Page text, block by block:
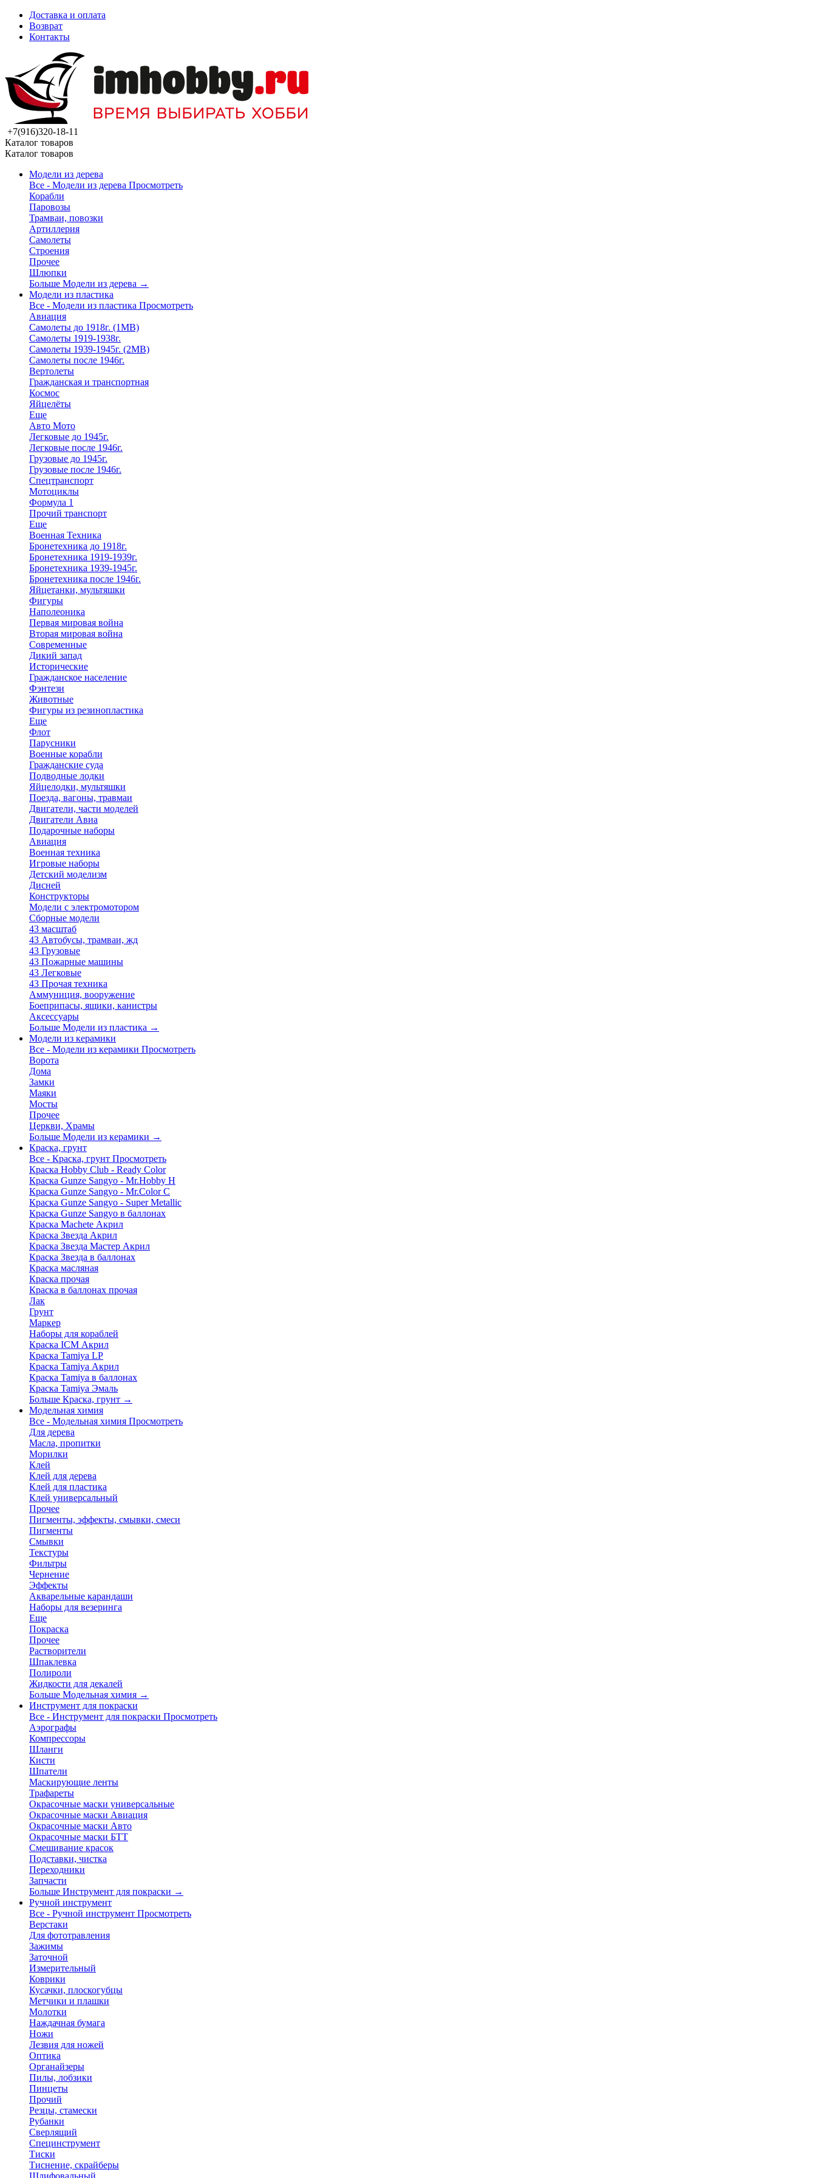
Доставка и оплата
Возврат
Контакты
+7(916)320-18-11
Каталог товаров
Каталог товаров
Модели из дерева
Все - Модели из дерева Просмотреть
Корабли
Паровозы
Трамваи, повозки
Артиллерия
Самолеты
Строения
Прочее
Шлюпки
Больше Модели из дерева →
Модели из пластика
Все - Модели из пластика Просмотреть
Авиация
Самолеты до 1918г. (1МВ)
Самолеты 1919-1938г.
Самолеты 1939-1945г. (2МВ)
Самолеты после 1946г.
Вертолеты
Гражданская и транспортная
Космос
Яйцелёты
Еще
Авто Мото
Легковые до 1945г.
Легковые после 1946г.
Грузовые до 1945г.
Грузовые после 1946г.
Спецтранспорт
Мотоциклы
Формула 1
Прочий транспорт
Еще
Военная Техника
Бронетехника до 1918г.
Бронетехника 1919-1939г.
Бронетехника 1939-1945г.
Бронетехника после 1946г.
Яйцетанки, мультяшки
Фигуры
Наполеоника
Первая мировая война
Вторая мировая война
Современные
Дикий запад
Исторические
Гражданское население
Фэнтези
Животные
Фигуры из резинопластика
Еще
Флот
Парусники
Военные корабли
Гражданские суда
Подводные лодки
Яйцелодки, мультяшки
Поезда, вагоны, травмаи
Двигатели, части моделей
Двигатели Авиа
Подарочные наборы
Авиация
Военная техника
Игровые наборы
Детский моделизм
Дисней
Конструкторы
Модели с электромотором
Сборные модели
43 масштаб
43 Автобусы, трамваи, жд
43 Грузовые
43 Пожарные машины
43 Легковые
43 Прочая техника
Аммуниция, вооружение
Боеприпасы, ящики, канистры
Аксессуары
Больше Модели из пластика →
Модели из керамики
Все - Модели из керамики Просмотреть
Ворота
Дома
Замки
Маяки
Мосты
Прочее
Церкви, Храмы
Больше Модели из керамики →
Краска, грунт
Все - Краска, грунт Просмотреть
Краска Hobby Club - Ready Color
Краска Gunze Sangyo - Mr.Hobby H
Краска Gunze Sangyo - Mr.Color C
Краска Gunze Sangyo - Super Metallic
Краска Gunze Sangyo в баллонах
Краска Machete Акрил
Краска Звезда Акрил
Краска Звезда Мастер Акрил
Краска Звезда в баллонах
Краска масляная
Краска прочая
Краска в баллонах прочая
Лак
Грунт
Маркер
Наборы для кораблей
Краска ICM Акрил
Краска Tamiya LP
Краска Tamiya Акрил
Краска Tamiya в баллонах
Краска Tamiya Эмаль
Больше Краска, грунт →
Модельная химия
Все - Модельная химия Просмотреть
Для дерева
Масла, пропитки
Морилки
Клей
Клей для дерева
Клей для пластика
Клей универсальный
Прочее
Пигменты, эффекты, смывки, смеси
Пигменты
Смывки
Текстуры
Фильтры
Чернение
Эффекты
Акварельные карандаши
Наборы для везеринга
Еще
Покраска
Прочее
Растворители
Шпаклевка
Полироли
Жидкости для декалей
Больше Модельная химия →
Инструмент для покраски
Все - Инструмент для покраски Просмотреть
Аэрографы
Компрессоры
Шланги
Кисти
Шпатели
Маскирующие ленты
Трафареты
Окрасочные маски универсальные
Окрасочные маски Авиация
Окрасочные маски Авто
Окрасочные маски БТТ
Смешивание красок
Подставки, чистка
Переходники
Запчасти
Больше Инструмент для покраски →
Ручной инструмент
Все - Ручной инструмент Просмотреть
Верстаки
Для фототравления
Зажимы
Заточной
Измерительный
Коврики
Кусачки, плоскогубцы
Метчики и плашки
Молотки
Наждачная бумага
Ножи
Лезвия для ножей
Оптика
Органайзеры
Пилы, лобзики
Пинцеты
Прочий
Резцы, стамески
Рубанки
Сверлящий
Специнструмент
Тиски
Тиснение, скрайберы
Шлифовальный